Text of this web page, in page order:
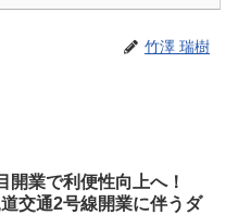
竹澤 瑞樹
開業で利便性向上へ！
交通2号線開業に伴うダ